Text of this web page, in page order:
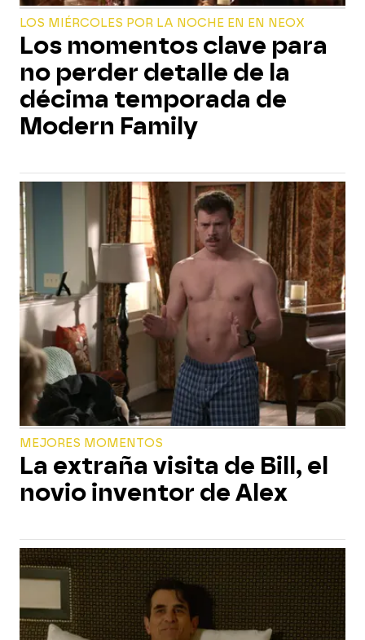
LOS MIÉRCOLES POR LA NOCHE EN EN NEOX
Los momentos clave para
no perder detalle de la
décima temporada de
Modern Family
MEJORES MOMENTOS
La extraña visita de Bill, el
novio inventor de Alex